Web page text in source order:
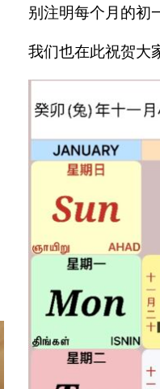
别注明每个月的初
我们也在此祝贺大